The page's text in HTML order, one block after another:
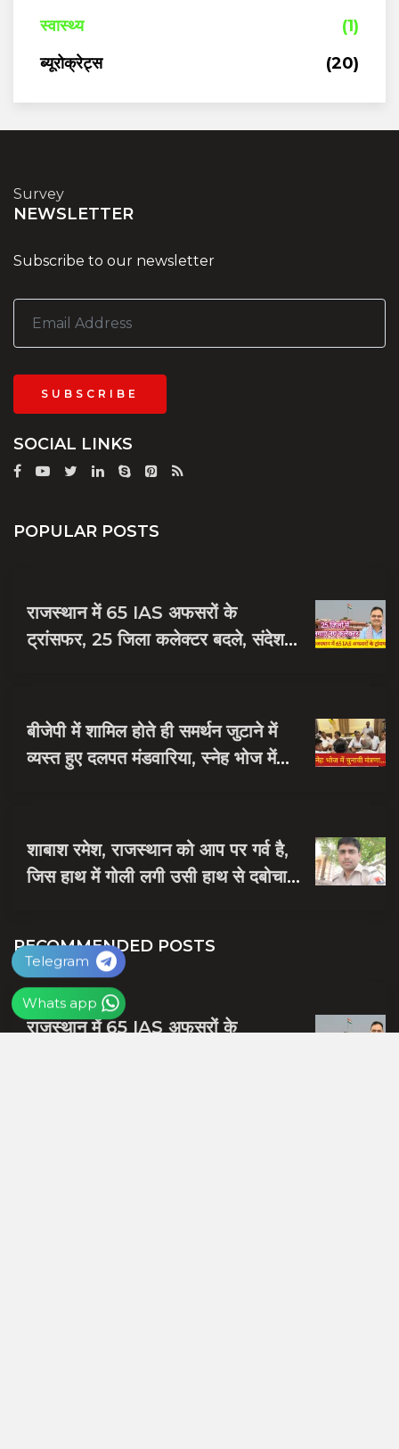
स्वास्थ्य
(1)
ब्यूरोक्रेट्स
(20)
Survey
NEWSLETTER
Subscribe to our newsletter
SUBSCRIBE
SOCIAL LINKS
POPULAR POSTS
राजस्थान में 65 IAS अफसरों के
ट्रांसफर, 25 जिला कलेक्टर बदले, संदेश
बीजेपी में शामिल होते ही समर्थन जुटाने में
व्यस्त हुए दलपत मंडवारिया, स्नेह भोज में
शाबाश रमेश, राजस्थान को आप पर गर्व है,
जिस हाथ में गोली लगी उसी हाथ से दबोचा
RECOMMENDED POSTS
राजस्थान में 65 IAS अफसरों के
Telegram
Whats app